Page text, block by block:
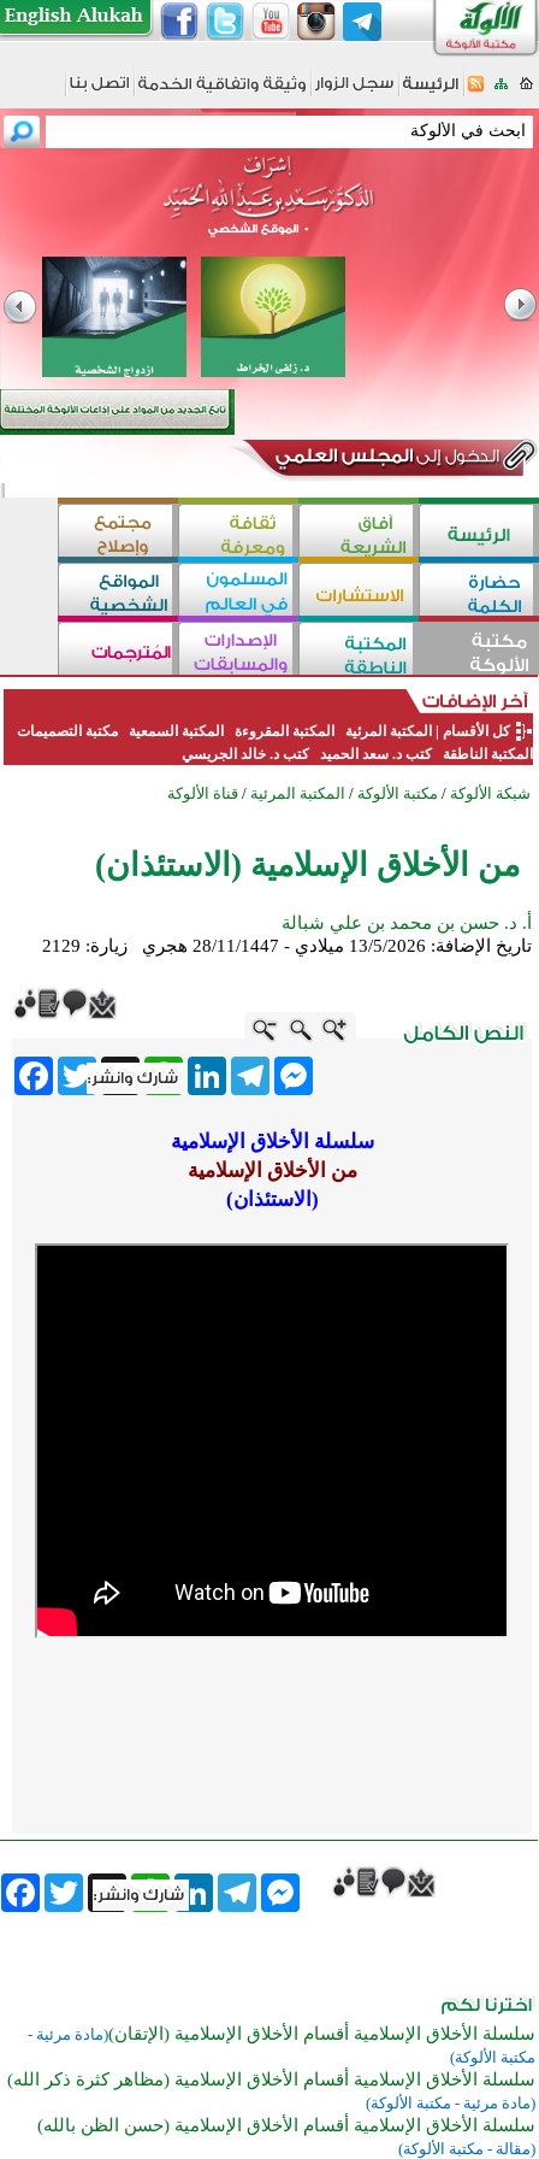
كل الأقسام المكتبة المرئية المكتبة المقروءة المكتبة السمعية
مكتبة التصميمات
المكتبة الناطقة
كتب د. سعد الحميد كتب د. خالد الجريسي
شبكة الألوكة / مكتبة الألوكة / المكتبة المرئية / قناة الألوكة
من الأخلاق الإسلامية (الاستئذان)
أ. د. حسن بن محمد بن علي شبالة
تاريخ الإضافة: 13/5/2026 ميلادي - 28/11/1447 هجري زيارة: 2129
Twitter X
WhatsApp
LinkedInTelegram
Messenger
سلسلة الأخلاق الإسلامية
من الأخلاق الإسلامية
( الاستئذان)
Twitter X
WhatsAppLinkedInTelegram
Messenger
سلسلة الأخلاق الإسلامية أقسام الأخلاق الإسلامية (الإتقان)(مادة مرئية -
مكتبة الألوكة)
سلسلة الأخلاق الإسلامية أقسام الأخلاق الإسلامية (مظاهر كثرة ذكر الله)
(مادة مرئية - مكتبة الألوكة)
سلسلة الأخلاق الإسلامية أقسام الأخلاق الإسلامية (حسن الظن بالله)
(مقالة - مكتبة الألوكة)